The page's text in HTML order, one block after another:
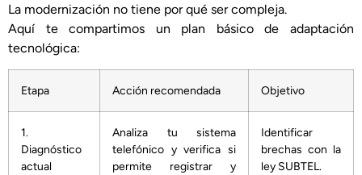
La modernización no tiene por qué ser compleja.
Aquí te compartimos un plan básico de adaptación
tecnológica:
Etapa Acción recomendada Objetivo
1.
Diagnóstico
actual
Analiza tu sistema
telefónico y verifica si
permite registrar y
Identificar
brechas con la
ley SUBTEL.